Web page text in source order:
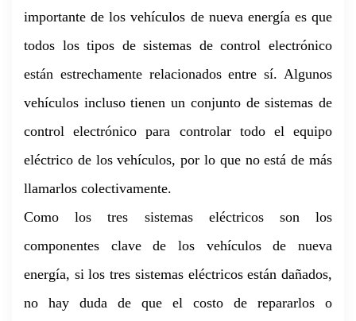
importante de los vehículos de nueva energía es que
todos los tipos de sistemas de control electrónico
están estrechamente relacionados entre sí. Algunos
vehículos incluso tienen un conjunto de sistemas de
control electrónico para controlar todo el equipo
eléctrico de los vehículos, por lo que no está de más
llamarlos colectivamente.
Como los tres sistemas eléctricos son los
componentes clave de los vehículos de nueva
energía, si los tres sistemas eléctricos están dañados,
no hay duda de que el costo de repararlos o